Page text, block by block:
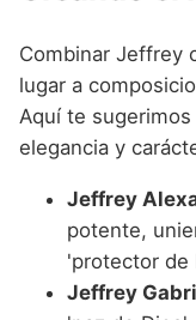
Combinar Jeffrey
lugar a
Aquí te
elegancia y
Jeffrey
potente,
'protector de
Jeffrey